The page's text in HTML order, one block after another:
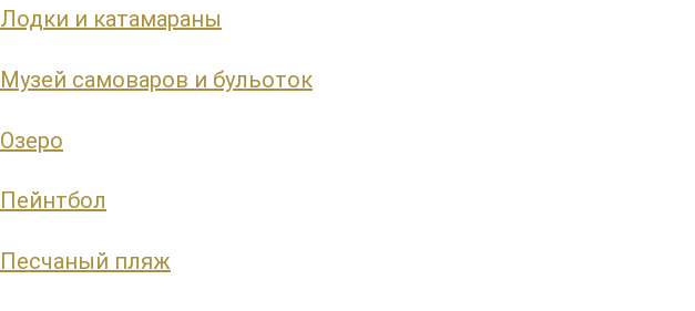
Лодки и катамараны
Музей самоваров и бульоток
Озеро
Пейнтбол
Песчаный пляж